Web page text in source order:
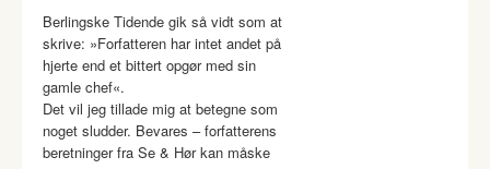
Berlingske Tidende gik så vidt som at
skrive: »Forfatteren har intet andet på
hjerte end et bittert opgør med sin
gamle chef«.
Det vil jeg tillade mig at betegne som
noget sludder. Bevares – forfatterens
beretninger fra Se & Hør kan måske